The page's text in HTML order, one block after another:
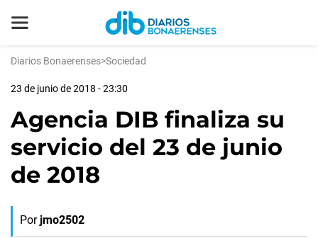
Diarios Bonaerenses>Sociedad
23 de junio de 2018 - 23:30
Agencia DIB finaliza su
servicio del 23 de junio
de 2018
Por jmo2502